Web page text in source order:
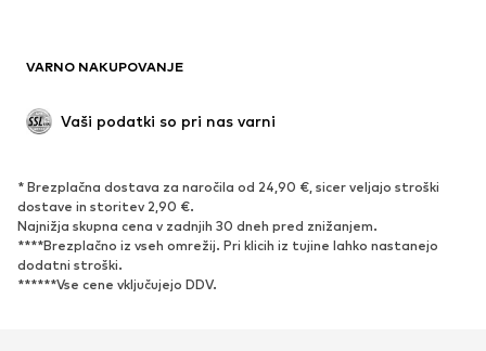
Novo
Nizki škornji & Škornji
Nizki čevlji
Športna oblačila
Športni čevlji
VARNO NAKUPOVANJE
Vaši podatki so pri nas varni
* Brezplačna dostava za naročila od 24,90 €, sicer veljajo stroški
dostave in storitev 2,90 €.
Najnižja skupna cena v zadnjih 30 dneh pred znižanjem.
****Brezplačno iz vseh omrežij. Pri klicih iz tujine lahko nastanejo
dodatni stroški.
******Vse cene vključujejo DDV.